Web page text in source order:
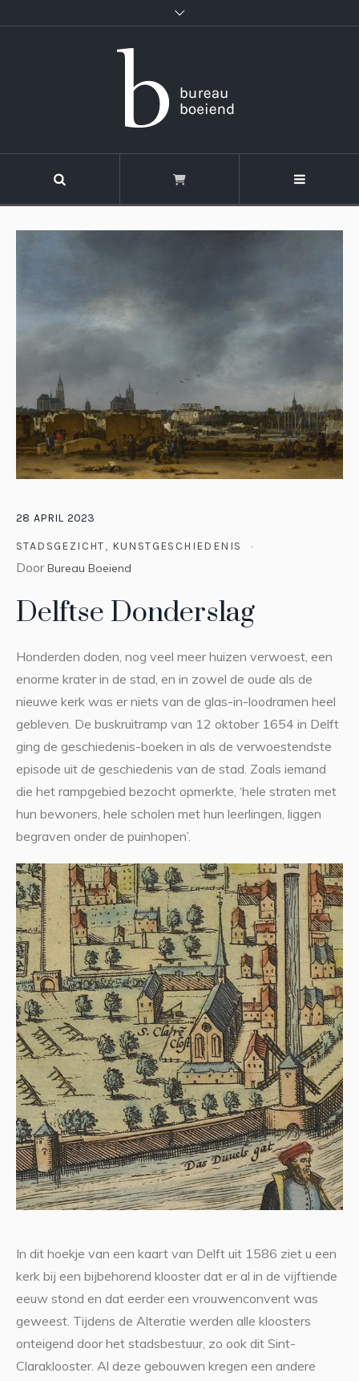
28 APRIL 2023
STADSGEZICHT, KUNSTGESCHIEDENIS
DoorBureau Boeiend
Delftse Donderslag
Honderden doden, nog veel meer huizen verwoest, een
enorme krater in de stad, en in zowel de oude als de
nieuwe kerk was er niets van de glas-in-loodramen heel
gebleven. De buskruitramp van 12 oktober 1654 in Delft
ging de geschiedenis-boeken in als de verwoestendste
episode uit de geschiedenis van de stad. Zoals iemand
die het rampgebied bezocht opmerkte, ‘hele straten met
hun bewoners, hele scholen met hun leerlingen, liggen
begraven onder de puinhopen’.
In dit hoekje van een kaart van Delft uit 1586 ziet u een
kerk bij een bijbehorend klooster dat er al in de vijftiende
eeuw stond en dat eerder een vrouwenconvent was
geweest. Tijdens de Alteratie werden alle kloosters
onteigend door het stadsbestuur, zo ook dit Sint-
Claraklooster. Al deze gebouwen kregen een andere